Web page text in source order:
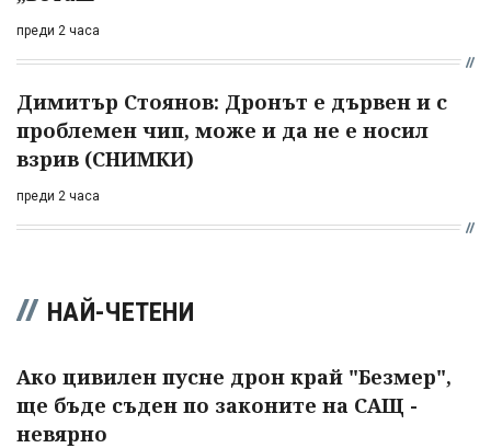
преди 2 часа
Димитър Стоянов: Дронът е дървен и с
проблемен чип, може и да не е носил
взрив (СНИМКИ)
преди 2 часа
НАЙ-ЧЕТЕНИ
Ако цивилен пусне дрон край "Безмер",
ще бъде съден по законите на САЩ -
невярно